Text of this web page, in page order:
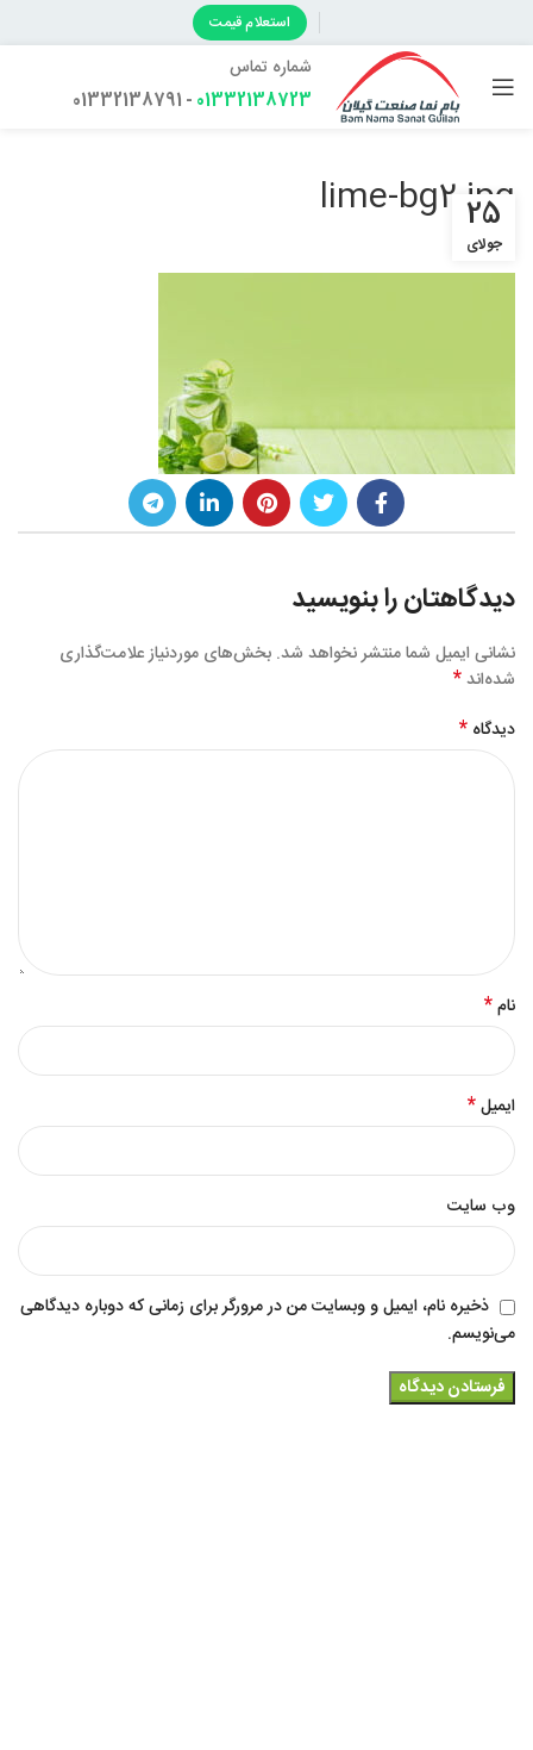
استعلام قیمت
شماره تماس
01332138723
- 01332138791
lime-bg2.jpg
25
جولای
دیدگاهتان را بنویسید
نشانی ایمیل شما منتشر نخواهد شد. بخش‌های موردنیاز علامت‌گذاری
شده‌اند*
دیدگاه *
نام*
ایمیل*
وب‌ سایت
ذخیره نام، ایمیل و وبسایت من در مرورگر برای زمانی که دوباره دیدگاهی
می‌نویسم.